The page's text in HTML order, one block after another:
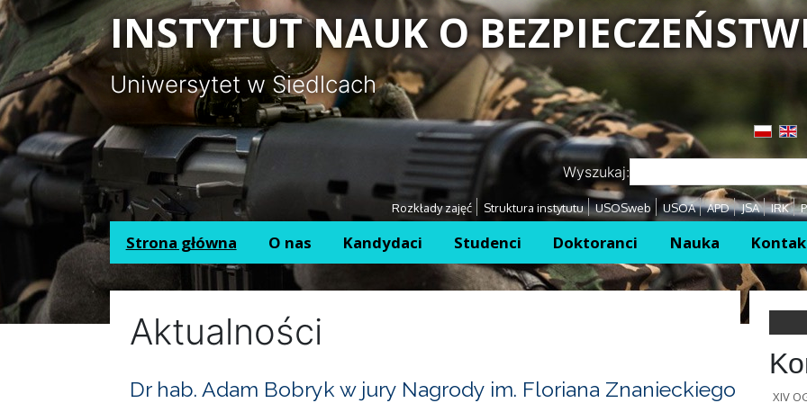
Panel zarządzania plikami cookies
INSTYTUT NAUK O
Uniwersytet w Siedlcach
Przejdź
Przejdź
Wyszukaj:
Rozkłady zajęć Struktura instytutu USOSweb USOA APD JSA IRK
Strona główna O nas Kandydaci Studenci Doktoranci Nauka
Aktualności
Dr hab. Adam Bobryk w jury Nagrody im. Floriana Znanieckiego XIV